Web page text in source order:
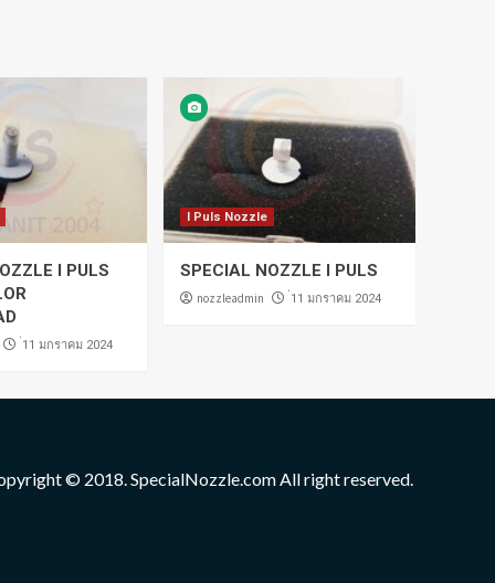
I PULS
่11 มกราคม 2024
I Puls Nozzle
SPECIAL NOZZLE I PULS
nozzleadmin ่11 มกราคม 2024
© 2018. SpecialNozzle.com All right reserved.